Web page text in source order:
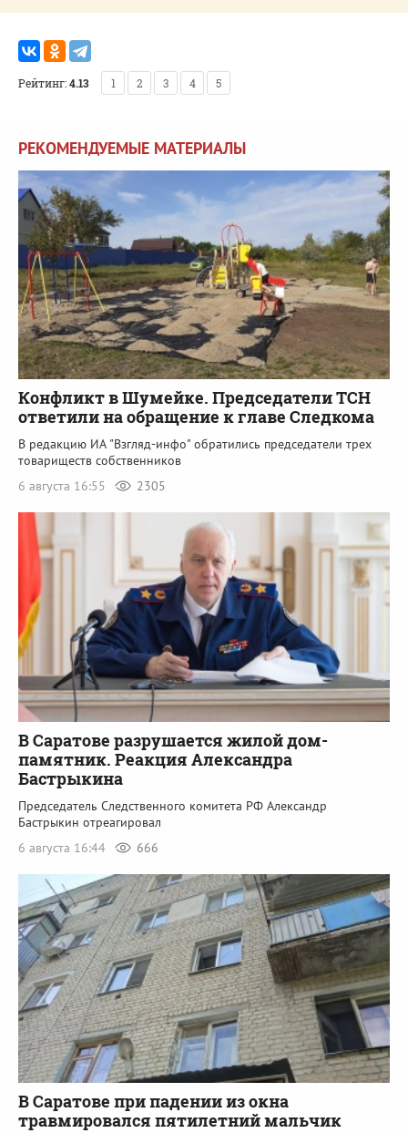
Рейтинг:4.13 1 2 3 4 5
РЕКОМЕНДУЕМЫЕ МАТЕРИАЛЫ
Конфликт в Шумейке. Председатели ТСН
ответили на обращение к главе Следкома
В редакцию ИА "Взгляд-инфо" обратились председатели трех
товариществ собственников
6 августа 16:55
2305
В Саратове разрушается жилой дом-
памятник. Реакция Александра
Бастрыкина
Председатель Следственного комитета РФ Александр
Бастрыкин отреагировал
6 августа 16:44
666
В Саратове при падении из окна
травмировался пятилетний мальчик